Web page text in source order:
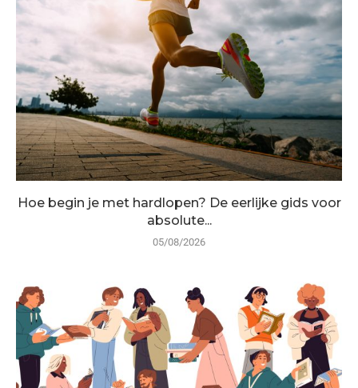
Hoe begin je met hardlopen? De eerlijke gids voor
absolute...
05/08/2026